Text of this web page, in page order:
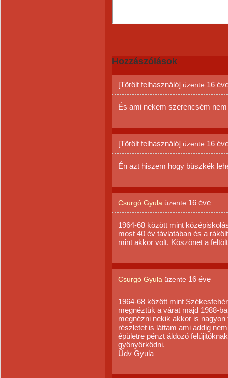
Hozzászólások
[Törölt felhasználó] üzente 16
És ami nekem szerencsém
[Törölt felhasználó] üzente 16
Én azt hiszem hogy büszkék
Csurgó Gyula üzente 16 éve
1964-68 között mint
most 40 év távlatában és a
mint akkor volt. Köszönet a
Csurgó Gyula üzente 16 éve
1964-68 között mint
megnéztük a várat majd 1988-
megnézni nekik akkor is
részletet is láttam ami addig
épületre pénzt áldozó
gyönyörködni.
Üdv Gyula